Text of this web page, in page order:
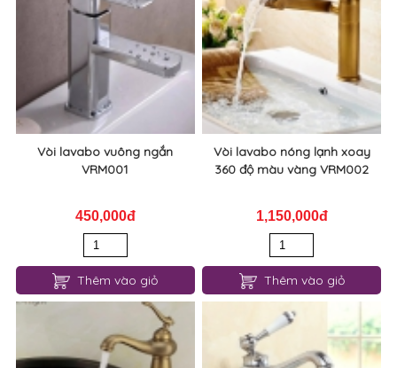
Vòi lavabo vuông ngắn
VRM001
450,000đ
Thêm vào giỏ
Vòi lavabo nóng lạnh xoay
360 độ màu vàng VRM002
1,150,000đ
Thêm vào giỏ